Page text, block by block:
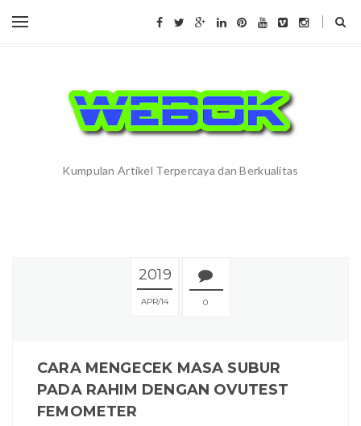
Kumpulan Artikel Terpercaya dan Berkualitas
2019
APR 14 0
CARA MENGECEK MASA SUBUR
PADA RAHIM DENGAN OVUTEST
FEMOMETER